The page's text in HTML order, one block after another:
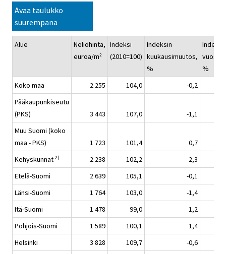
Avaa taulukko
suurempana
Alue
Neliöhinta,
euroa/m²
Indeksi
(2010=100)
Indeksin
kuukausimuutos,
%
%
Koko maa
2 255 104,0
-0,2
Pääkaupunkiseutu
(PKS)
3 443 107,0
-1,1
Muu Suomi (koko
maa - PKS)
1 723 101,4
0,7
Kehyskunnat 2) 2 238 102,2
2,3
Etelä-Suomi
2 639 105,1
-0,1
Länsi-Suomi
1 764 103,0
-1,4
Itä-Suomi
1 478 99,0
1,2
Pohjois-Suomi
1 589 100,1
1,4
Helsinki
3 828 109,7
-0,6